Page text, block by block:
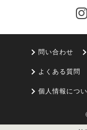
問い合わせ
よくある質問
個人情報につ